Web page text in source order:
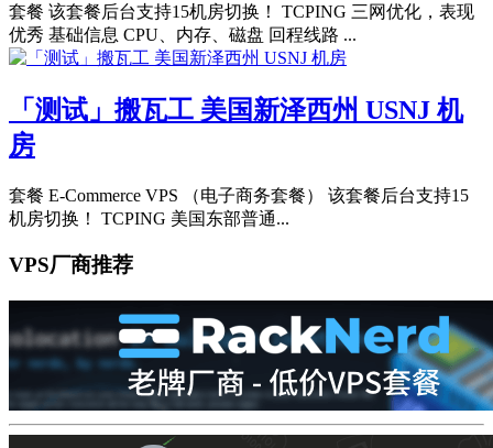
套餐 该套餐后台支持15机房切换！ TCPING 三网优化，表现
优秀 基础信息 CPU、内存、磁盘 回程线路 ...
「测试」搬瓦工 美国新泽西州 USNJ 机
房
套餐 E-Commerce VPS （电子商务套餐） 该套餐后台支持15
机房切换！ TCPING 美国东部普通...
VPS厂商推荐